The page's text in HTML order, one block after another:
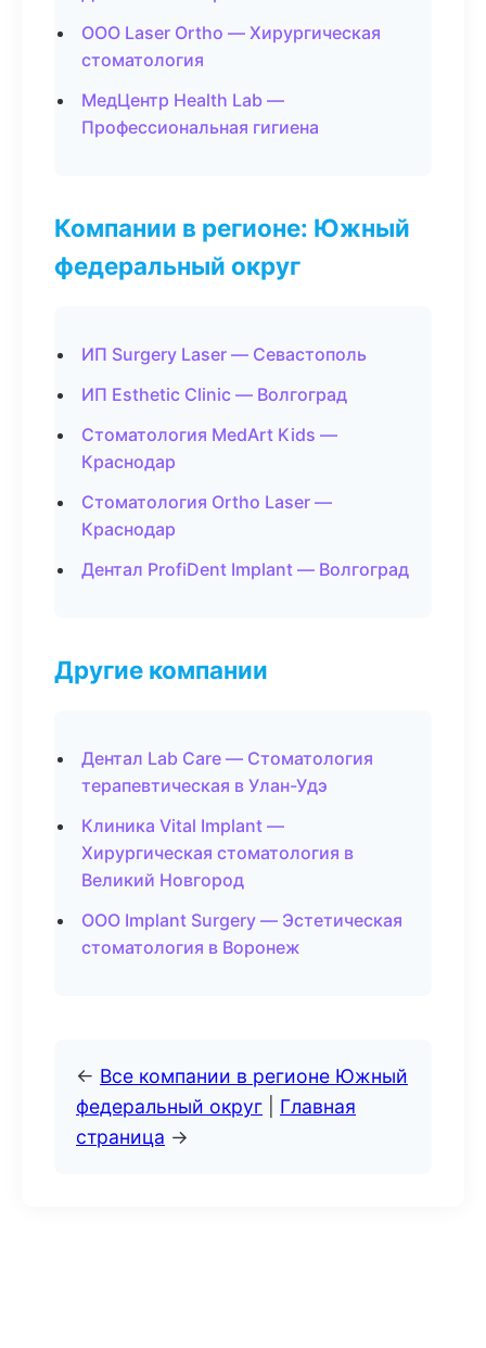
ООО Laser Ortho — Хирургическая
стоматология
МедЦентр Health Lab —
Профессиональная гигиена
Компании в регионе: Южный
федеральный округ
ИП Surgery Laser — Севастополь
ИП Esthetic Clinic — Волгоград
Стоматология MedArt Kids —
Краснодар
Стоматология Ortho Laser —
Краснодар
Дентал ProfiDent Implant — Волгоград
Другие компании
Дентал Lab Care — Стоматология
терапевтическая в Улан-Удэ
Клиника Vital Implant —
Хирургическая стоматология в
Великий Новгород
ООО Implant Surgery — Эстетическая
стоматология в Воронеж
← Все компании в регионе Южный
федеральный округ
Главная
страница →